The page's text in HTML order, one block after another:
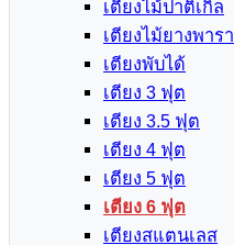
เตียงไม้ปาติเกิล
เตียงไม้ยางพารา
เตียงพับได้
เตียง 3 ฟุต
เตียง 3.5 ฟุต
เตียง 4 ฟุต
เตียง 5 ฟุต
เตียง 6 ฟุต
เตียงสแตนเลส